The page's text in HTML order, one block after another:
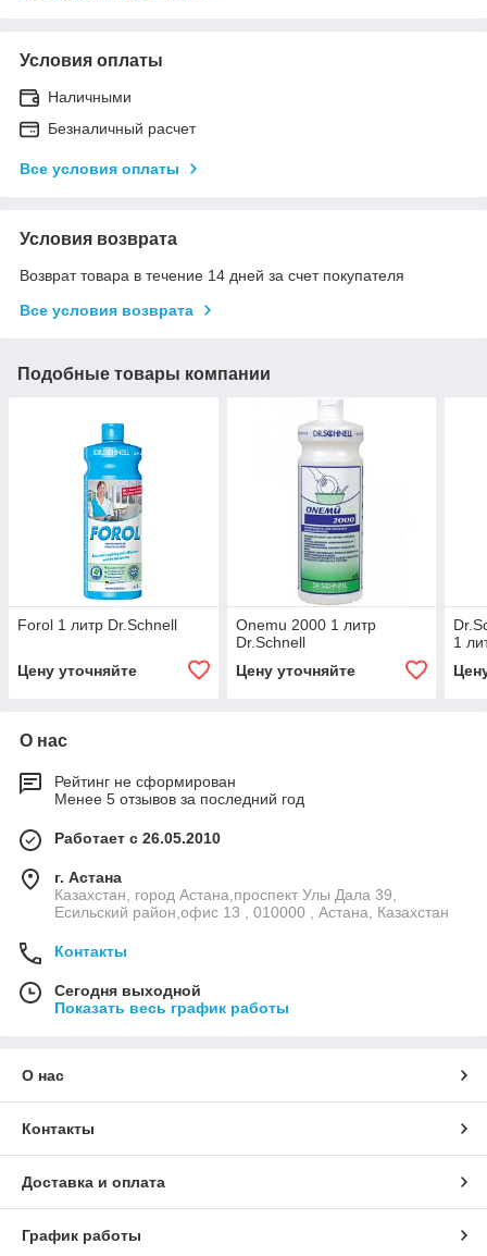
Условия оплаты
Наличными
Безналичный расчет
Все условия оплаты
Условия возврата
Возврат товара в течение 14 дней за счет покупателя
Все условия возврата
Подобные товары компании
Forol 1 литр Dr.Schnell
Цену уточняйте
Onemu 2000 1 литр
Dr.Schnell
Цену уточняйте
1
О нас
Рейтинг не сформирован
Менее 5 отзывов за последний год
Работает с 26.05.2010
г. Астана
Казахстан, город Астана,проспект Улы Дала 39,
Есильский район,офис 13 , 010000 , Астана, Казахстан
Контакты
Сегодня выходной
Показать весь график работы
О нас
Контакты
Доставка и оплата
График работы